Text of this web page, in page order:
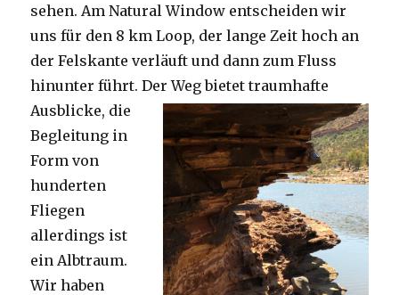
sehen. Am Natural Window entscheiden wir
uns für den 8 km Loop, der lange Zeit hoch an
der Felskante verläuft und dann zum Fluss
hinunter führt. Der Weg bietet traumhafte
Ausblicke, die
Begleitung in
Form von
hunderten
Fliegen
allerdings ist
ein Albtraum.
Wir haben